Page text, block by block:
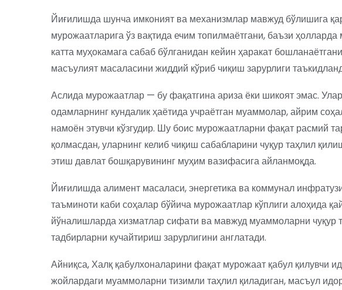
Йиғилишда шунча имконият ва механизмлар мавжуд бўлишига
мурожаатларига ўз вақтида ечим топилмаётгани, баъзи
катта муҳокамага сабаб бўлганидан кейин ҳаракат
масъулият масаласини жиддий кўриб чиқиш зарурлиги
Аслида мурожаатлар — бу фақатгина ариза ёки шикоят эмас.
одамларнинг кундалик ҳаётида учраётган муаммолар, айрим
намоён этувчи кўзгудир. Шу боис мурожаатларни фақат расмий
қолмасдан, уларнинг келиб чиқиш сабабларини чуқур таҳлил
этиш давлат бошқарувининг муҳим вазифасига айланмоқда.
Йиғилишда алимент масаласи, энергетика ва коммунал
таъминоти каби соҳалар бўйича мурожаатлар кўплиги алоҳида
йўналишларда хизматлар сифати ва мавжуд муаммоларни чуқур
тадбирларни кучайтириш зарурлигини англатади.
Айниқса, Халқ қабулхоналарини фақат мурожаат қабул қилувчи
жойлардаги муаммоларни тизимли таҳлил қиладиган, масъул